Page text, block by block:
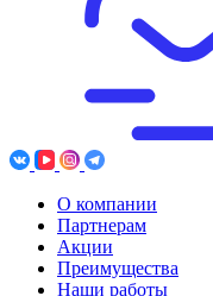
О компании
Партнерам
Акции
Преимущества
Наши работы